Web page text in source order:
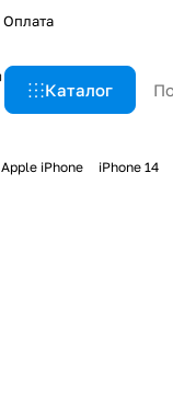
Оплата
Каталог
Apple iPhone iPhone 14